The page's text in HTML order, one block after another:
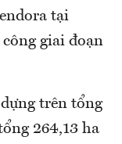
tại
giai đoạn
trên tổng
264,13 ha